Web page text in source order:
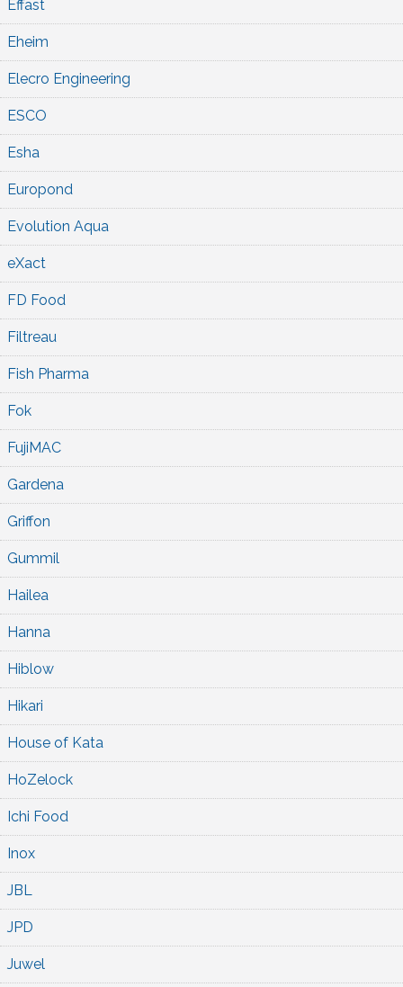
Effast
Eheim
Elecro Engineering
ESCO
Esha
Europond
Evolution Aqua
eXact
FD Food
Filtreau
Fish Pharma
Fok
FujiMAC
Gardena
Griffon
Gummil
Hailea
Hanna
Hiblow
Hikari
House of Kata
HoZelock
Ichi Food
Inox
JBL
JPD
Juwel